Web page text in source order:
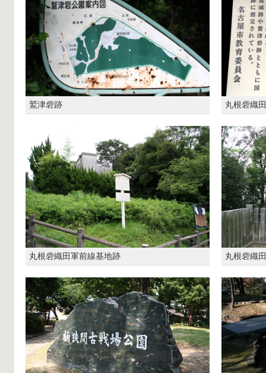
鷲津砦跡 丸根砦織
丸根砦織田軍前線基地跡 丸根砦織